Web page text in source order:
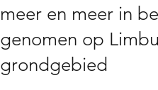
meer en meer in
genomen op
grondgebied